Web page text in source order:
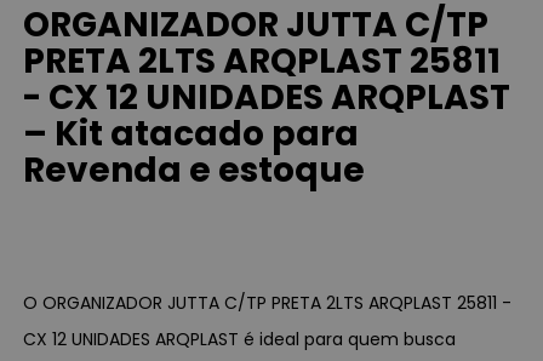
ORGANIZADOR JUTTA C/TP
PRETA 2LTS ARQPLAST 25811
- CX 12 UNIDADES ARQPLAST
– Kit atacado para
Revenda e estoque
O ORGANIZADOR JUTTA C/TP PRETA 2LTS ARQPLAST 25811 -
CX 12 UNIDADES ARQPLAST é ideal para quem busca